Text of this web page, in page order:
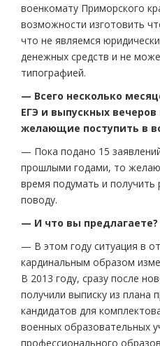
военкомату Приморского
возможности изготовить
что не являемся
денежных средств и не
типографией.
— Всего несколько
ЕГЭ и выпускных
желающие поступить в
— Пока подано 15
прошлыми годами, то
время подумать и получить
поводу.
— И что вы предлагаете?
— В этом году ситуация в
кардинальным образом
В 2013 году, сразу после
получили выписку из плана
кандидатов для
военных образовательных
профессионального